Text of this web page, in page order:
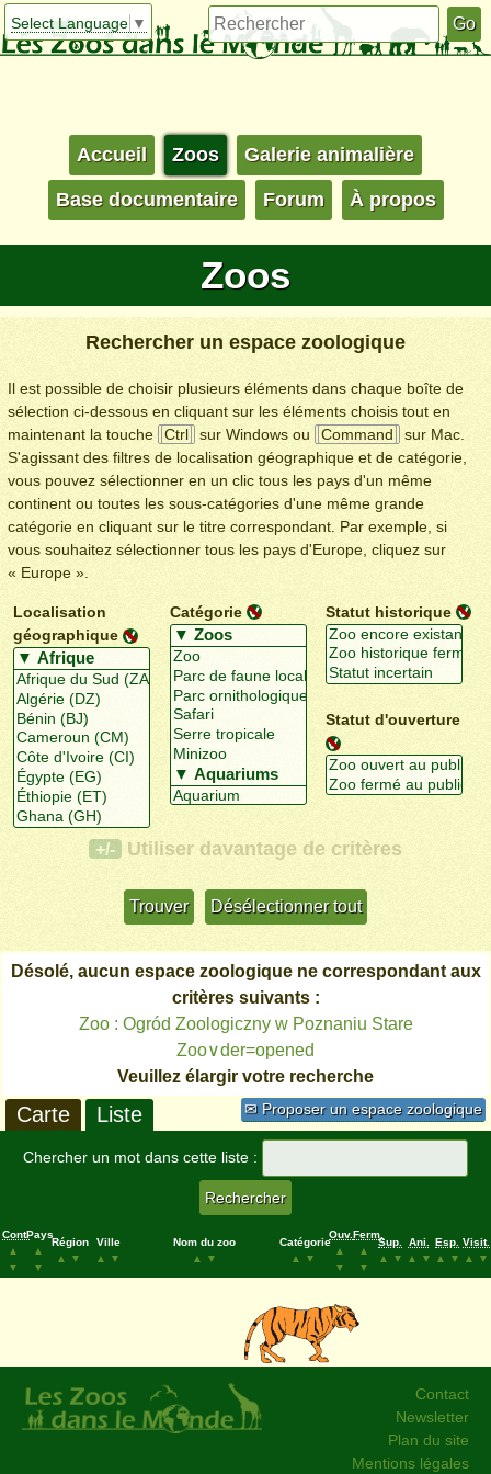
Select Language ▼
Accueil Zoos Galerie animalière
Base documentaire Forum À propos
Zoos
Rechercher un espace zoologique
Il est possible de choisir plusieurs éléments dans chaque boîte de
sélection ci-dessous en cliquant sur les éléments choisis tout en
maintenant la touche
Ctrl sur Windows ou Command
sur Mac.
S'agissant des filtres de localisation géographique et de catégorie,
vous pouvez sélectionner en un clic tous les pays d'un même
continent ou toutes les sous-catégories d'une même grande
catégorie en cliquant sur le titre correspondant. Par exemple, si
vous souhaitez sélectionner tous les pays d'Europe, cliquez sur
« Europe ».
Localisation
géographique
Catégorie Statut historique
Statut d'ouverture
+/- Utiliser davantage de critères
Désolé, aucun espace zoologique ne correspondant aux
critères suivants :
Zoo : Ogród Zoologiczny w Poznaniu Stare
Zoo∨der=opened
Veuillez élargir votre recherche
✉ Proposer un espace zoologique
Carte Liste
Chercher un mot dans cette liste :
Cont.
▲
▼
Pays
▲
▼
Région
▲
▼
Ville
▲
▼
Nom du zoo
▲
▼
Catégorie
▲
▼
Ouv.
▲
▼
Ferm.
▲
▼
Sup.
▲
▼
Ani.
▲
▼
Esp.
▲
▼
Visit.
▲
▼
Contact
Newsletter
Plan du site
Mentions légales